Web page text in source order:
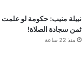
نبيلة منيب: حكومة لو علمت
ثمن سجادة الصلاة!
منذ 22 ساعة